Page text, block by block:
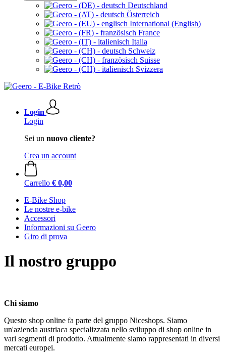
Deutschland
Österreich
International (English)
France
Italia
Schweiz
Suisse
Svizzera
Login
Login
Sei un nuovo cliente?
Crea un account
Carrello € 0,00
E-Bike Shop
Le nostre e-bike
Accessori
Informazioni su Geero
Giro di prova
Il nostro gruppo
Chi siamo
Questo shop online fa parte del gruppo Niceshops. Siamo
un'azienda austriaca specializzata nello sviluppo di shop online in
vari segmenti di prodotto. Attualmente siamo rappresentati in diversi
mercati europei.